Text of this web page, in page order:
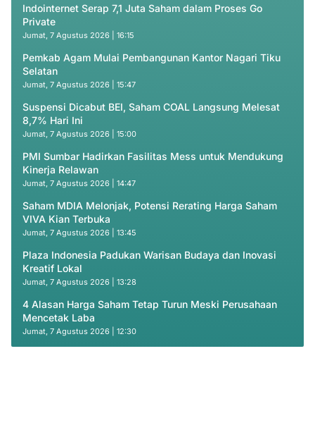
Indointernet Serap 7,1 Juta Saham dalam Proses Go
Private
Jumat, 7 Agustus 2026 | 16:15
Pemkab Agam Mulai Pembangunan Kantor Nagari Tiku
Selatan
Jumat, 7 Agustus 2026 | 15:47
Suspensi Dicabut BEI, Saham COAL Langsung Melesat
8,7% Hari Ini
Jumat, 7 Agustus 2026 | 15:00
PMI Sumbar Hadirkan Fasilitas Mess untuk Mendukung
Kinerja Relawan
Jumat, 7 Agustus 2026 | 14:47
Saham MDIA Melonjak, Potensi Rerating Harga Saham
VIVA Kian Terbuka
Jumat, 7 Agustus 2026 | 13:45
Plaza Indonesia Padukan Warisan Budaya dan Inovasi
Kreatif Lokal
Jumat, 7 Agustus 2026 | 13:28
4 Alasan Harga Saham Tetap Turun Meski Perusahaan
Mencetak Laba
Jumat, 7 Agustus 2026 | 12:30